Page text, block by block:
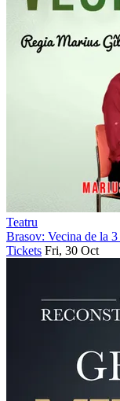
Teatru
Brasov: Vecina de la 3
Tickets Fri, 30 Oct